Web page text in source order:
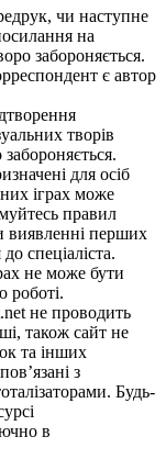
чи наступне
на
забороняється.
є автор
творів
для осіб
іграх може
правил
виявленні перших
спеціаліста.
не може бути
роботі.
не проводить
також сайт не
та інших
з
Будь-
в